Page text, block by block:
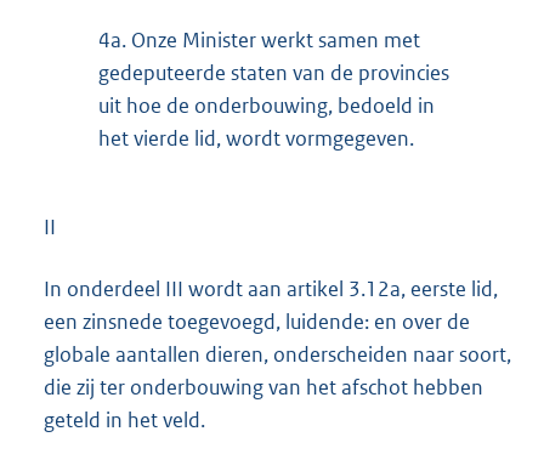
4a. Onze Minister werkt samen met
gedeputeerde staten van de provincies
uit hoe de onderbouwing, bedoeld in
het vierde lid, wordt vormgegeven.
II
In onderdeel III wordt aan artikel 3.12a, eerste lid,
een zinsnede toegevoegd, luidende: en over de
globale aantallen dieren, onderscheiden naar soort,
die zij ter onderbouwing van het afschot hebben
geteld in het veld.